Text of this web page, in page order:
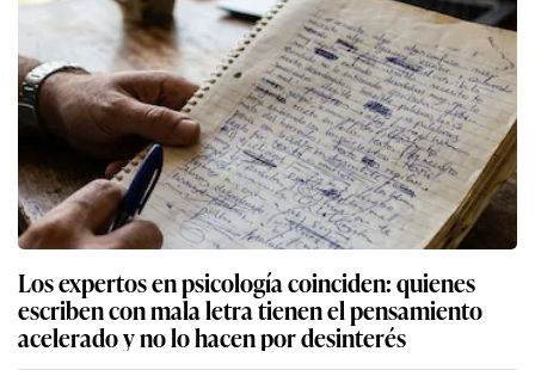
Los expertos en psicología coinciden: quienes
escriben con mala letra tienen el pensamiento
acelerado y no lo hacen por desinterés